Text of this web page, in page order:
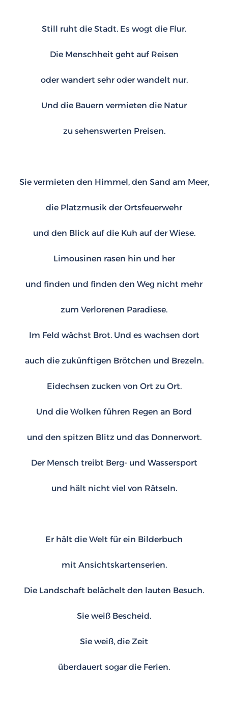
Still ruht die Stadt. Es wogt die Flur.
Die Menschheit geht auf Reisen
oder wandert sehr oder wandelt nur.
Und die Bauern vermieten die Natur
zu sehenswerten Preisen.
Sie vermieten den Himmel, den Sand am Meer,
die Platzmusik der Ortsfeuerwehr
und den Blick auf die Kuh auf der Wiese.
Limousinen rasen hin und her
und finden und finden den Weg nicht mehr
zum Verlorenen Paradiese.
Im Feld wächst Brot. Und es wachsen dort
auch die zukünftigen Brötchen und Brezeln.
Eidechsen zucken von Ort zu Ort.
Und die Wolken führen Regen an Bord
und den spitzen Blitz und das Donnerwort.
Der Mensch treibt Berg- und Wassersport
und hält nicht viel von Rätseln.
Er hält die Welt für ein Bilderbuch
mit Ansichtskartenserien.
Die Landschaft belächelt den lauten Besuch.
Sie weiß Bescheid.
Sie weiß, die Zeit
überdauert sogar die Ferien.